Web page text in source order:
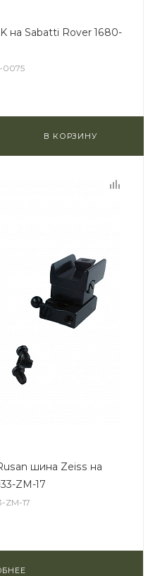
на Sabatti Rover 1680-
0075
В КОРЗИНУ
шина Zeiss на
ZM-17
ZM-17